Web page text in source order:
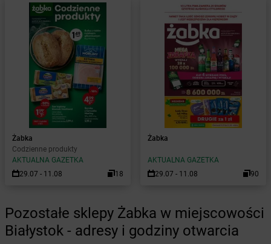
Żabka
Codzienne produkty
AKTUALNA GAZETKA
29.07 - 11.08
18
Żabka
AKTUALNA GAZETKA
29.07 - 11.08
90
Pozostałe sklepy Żabka w miejscowości
Białystok - adresy i godziny otwarcia